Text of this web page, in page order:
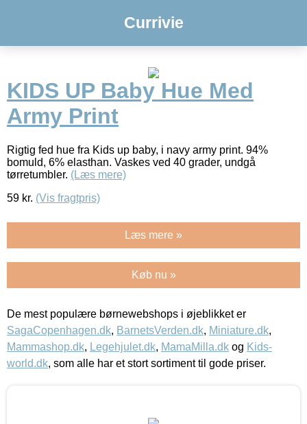
Currivie
KIDS UP Baby Hue Med
Army Print
Rigtig fed hue fra Kids up baby, i navy army print. 94%
bomuld, 6% elasthan. Vaskes ved 40 grader, undgå
tørretumbler. (Læs mere)
59 kr. (Vis fragtpris)
Læs mere »
Køb nu »
De mest populære børnewebshops i øjeblikket er
SagaCopenhagen.dk, BarnetsVerden.dk, Miniature.dk,
Mammashop.dk, Legehjulet.dk, MamaMilla.dk og Kids-
world.dk, som alle har et stort sortiment til gode priser.